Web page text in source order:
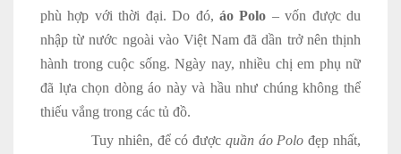
phù hợp với thời đại. Do đó, áo Polo – vốn được du
nhập từ nước ngoài vào Việt Nam đã dần trở nên thịnh
hành trong cuộc sống. Ngày nay, nhiều chị em phụ nữ
đã lựa chọn dòng áo này và hầu như chúng không thể
thiếu vắng trong các tủ đồ.
Tuy nhiên, để có được quần áo Polo đẹp nhất,